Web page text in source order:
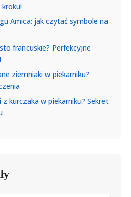
Amica: jak czytać symbole na
francuskie? Perfekcyjne
ziemniaki w piekarniku?
z kurczaka w piekarniku? Sekret